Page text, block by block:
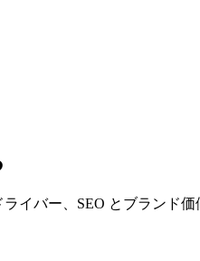
イバー、SEO とブランド